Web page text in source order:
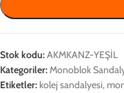
Stok kodu:AKMKANZ-YEŞİL
Kategoriler:Monoblok
Etiketler: kolej sandalyesi,